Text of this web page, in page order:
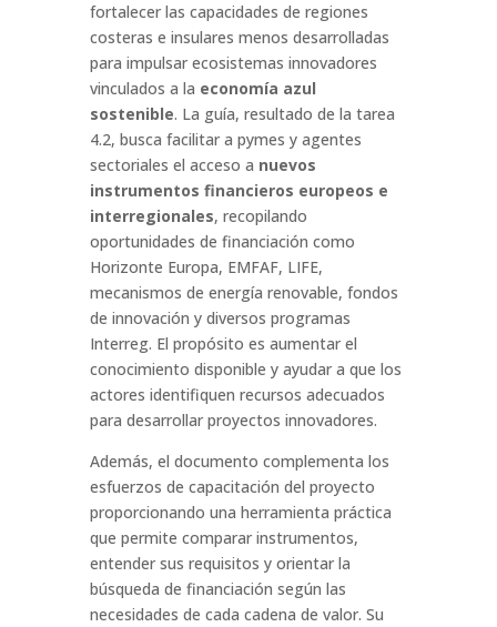
fortalecer las capacidades de regiones
costeras e insulares menos desarrolladas
para impulsar ecosistemas innovadores
vinculados a la economía azul
sostenible. La guía, resultado de la tarea
4.2, busca facilitar a pymes y agentes
sectoriales el acceso a nuevos
instrumentos financieros europeos e
interregionales, recopilando
oportunidades de financiación como
Horizonte Europa, EMFAF, LIFE,
mecanismos de energía renovable, fondos
de innovación y diversos programas
Interreg. El propósito es aumentar el
conocimiento disponible y ayudar a que los
actores identifiquen recursos adecuados
para desarrollar proyectos innovadores.
Además, el documento complementa los
esfuerzos de capacitación del proyecto
proporcionando una herramienta práctica
que permite comparar instrumentos,
entender sus requisitos y orientar la
búsqueda de financiación según las
necesidades de cada cadena de valor. Su